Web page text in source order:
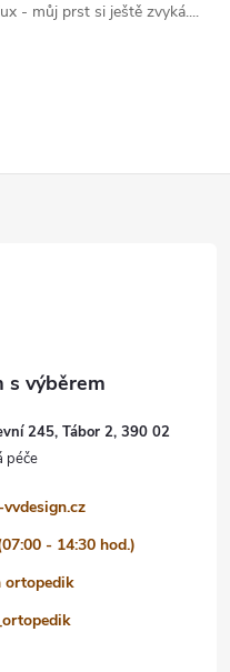
- můj prst si ještě zvyká....
245, Tábor 2, 390 02
- 14:30 hod.)
ortopedik